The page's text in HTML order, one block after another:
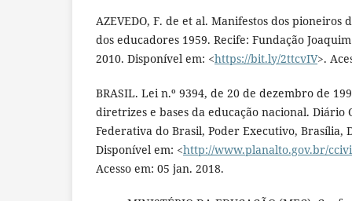
AZEVEDO, F. de et al. Manifestos dos pioneiros
dos educadores 1959. Recife: Fundação
2010. Disponível em: <https://bit.ly/2ttcvIV>.
BRASIL. Lei n.º 9394, de 20 de dezembro de
diretrizes e bases da educação nacional. Diário
Federativa do Brasil, Poder Executivo, Brasília,
Disponível em: <http://www.planalto.gov.br/
Acesso em: 05 jan. 2018.